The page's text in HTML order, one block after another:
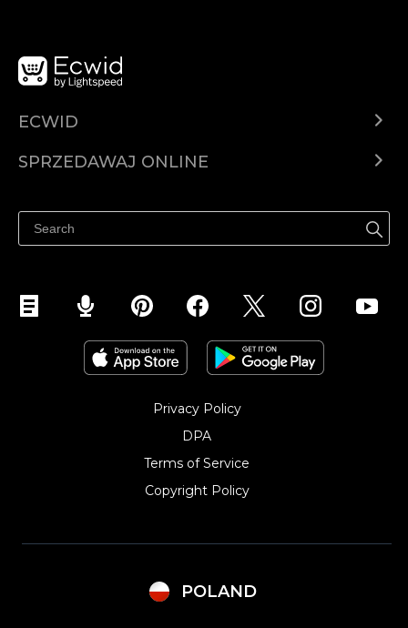
ECWID
Cena
SPRZEDAWAJ ONLINE
Sprzedawaj na Facebooku
Sprzedawaj na Instagramie
Privacy Policy
DPA
Terms of Service
Copyright Policy‎
POLAND